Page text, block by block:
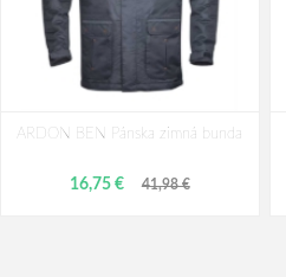
ARDON BEN Pánska zimná bunda
16,75 € 41,98 €